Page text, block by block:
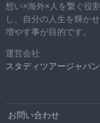
想い×海外×人を繋ぐ役
し、自分の人生を輝か
増やす事が目的です。
運営会社
スタディツアージャパ
お問い合わせ